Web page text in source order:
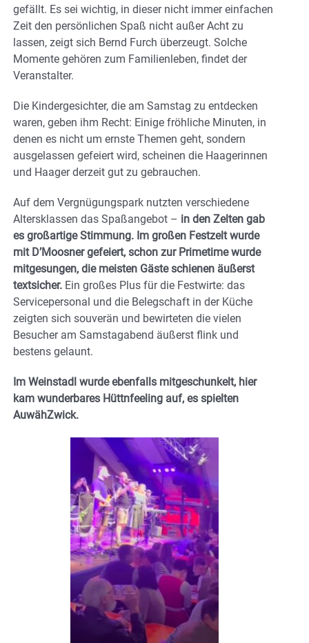
gefällt. Es sei wichtig, in dieser nicht immer einfachen
Zeit den persönlichen Spaß nicht außer Acht zu
lassen, zeigt sich Bernd Furch überzeugt. Solche
Momente gehören zum Familienleben, findet der
Veranstalter.
Die Kindergesichter, die am Samstag zu entdecken
waren, geben ihm Recht: Einige fröhliche Minuten, in
denen es nicht um ernste Themen geht, sondern
ausgelassen gefeiert wird, scheinen die Haagerinnen
und Haager derzeit gut zu gebrauchen.
Auf dem Vergnügungspark nutzten verschiedene
Altersklassen das Spaßangebot – in den Zelten gab
es großartige Stimmung. Im großen Festzelt wurde
mit D’Moosner gefeiert, schon zur Primetime wurde
mitgesungen, die meisten Gäste schienen äußerst
textsicher. Ein großes Plus für die Festwirte: das
Servicepersonal und die Belegschaft in der Küche
zeigten sich souverän und bewirteten die vielen
Besucher am Samstagabend äußerst flink und
bestens gelaunt.
Im Weinstadl wurde ebenfalls mitgeschunkelt, hier
kam wunderbares Hüttnfeeling auf, es spielten
AuwähZwick.